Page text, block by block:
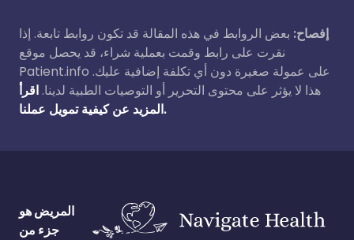
إفصاح: بعض الروابط في هذه المقالة قد تكون روابط تابعة. إذا
نقرت على رابط وقمت بعملية شراء، قد يحصل موقع
Patient.info على عمولة صغيرة دون أي تكلفة إضافية عليك.
هذا لا يؤثر على محتوى التحرير أو التوصيات الطبية لدينا. اقرأ
المزيد عن كيفية تمويل عملنا.
المريض هو
جزء من